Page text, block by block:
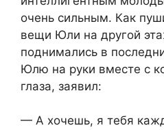
очень сильным. Как
вещи Юли на другой
поднимались в
Юлю на руки вместе с
глаза, заявил:
— А хочешь, я тебя